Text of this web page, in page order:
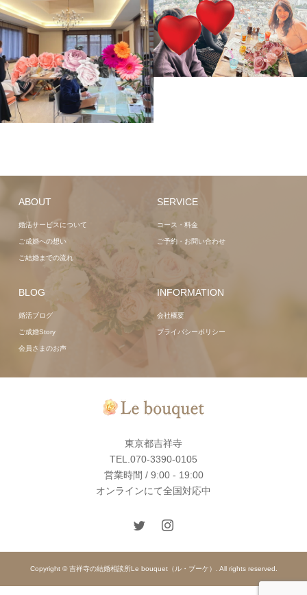
ABOUT
婚活サービスについて
ご成婚への想い
ご結婚までの流れ
SERVICE
コース・料金
ご予約・お問い合わせ
BLOG
婚活ブログ
ご成婚Story
会員さまのお声
INFORMATION
会社概要
プライバシーポリシー
東京都吉祥寺
TEL.070-3390-0105
営業時間 / 9:00 - 19:00
オンラインにて全国対応中
Copyright © 吉祥寺の結婚相談所Le bouquet（ル・ブーケ）. All rights reserved.